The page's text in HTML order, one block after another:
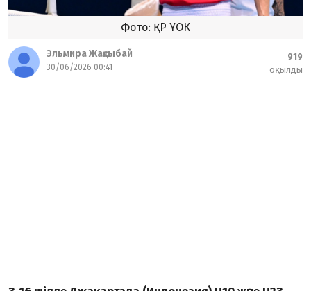
Фото: ҚР ҰОК
Эльмира Жақсыбай
30/06/2026 00:41
919
оқылды